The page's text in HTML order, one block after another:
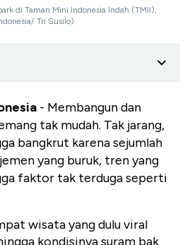
di Taman Mini Indonesia Indah (TMII),
Tri Susilo)
- Membangun dan
tak mudah. Tak jarang,
bangkrut karena sejumlah
yang buruk, tren yang
faktor tak terduga seperti
wisata yang dulu viral
kondisinya suram bak